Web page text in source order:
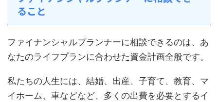
ること
ファイナンシャルプランナーに相談できるのは、あ
なたのライフプランに合わせた資金計画全般です。
私たちの人生には、結婚、出産、子育て、教育、マ
イホーム、車などなど、多くの出費を必要とするイ